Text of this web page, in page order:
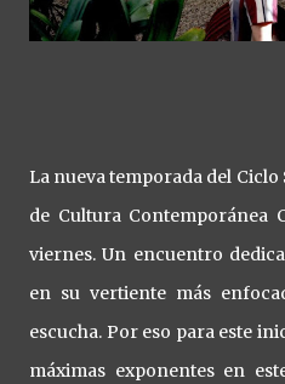
La nueva temporada del
de Cultura Contemporánea
viernes. Un encuentro
en su vertiente más
escucha. Por eso para este
máximas exponentes en